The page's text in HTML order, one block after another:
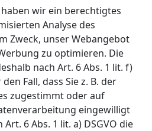
wir ein berechtigtes
Analyse des
Zweck, unser Webangebot
zu optimieren. Die
nach Art. 6 Abs. 1 lit. f)
Fall, dass Sie z. B. der
zugestimmt oder auf
eingewilligt
6 Abs. 1 lit. a) DSGVO die